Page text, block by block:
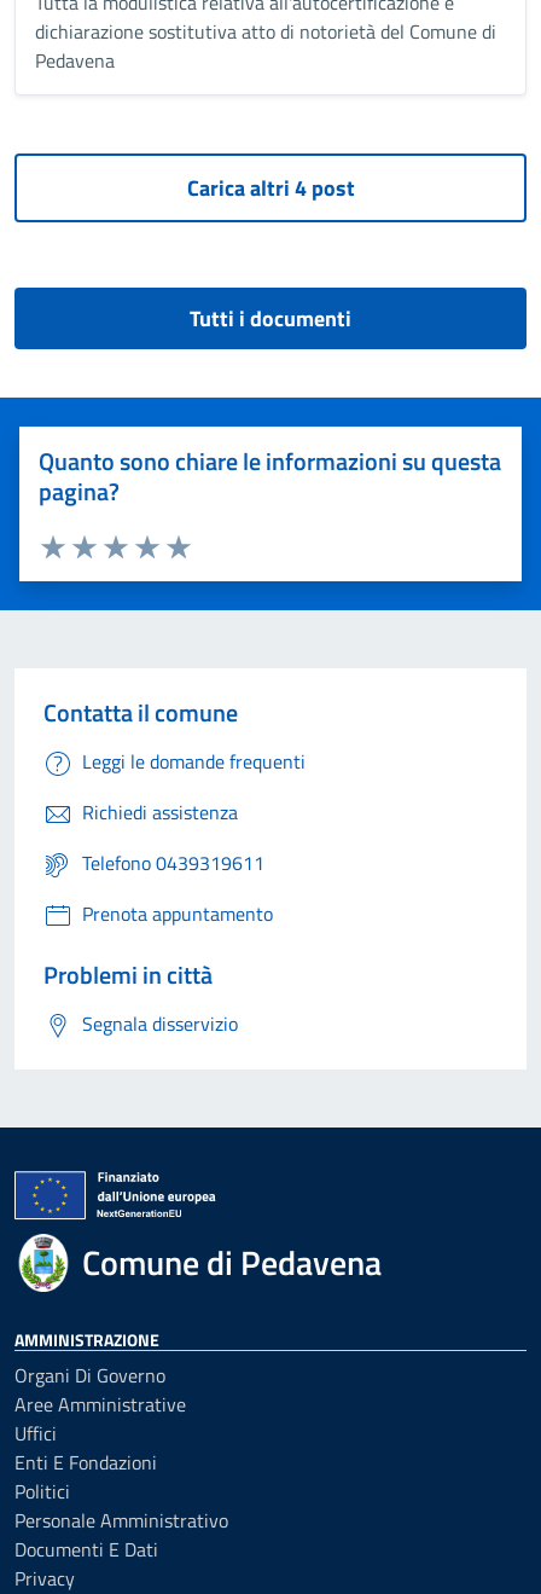
dichiarazione sostitutiva atto di notorietà del Comune di
Pedavena
Tutti i documenti
Quanto sono chiare le informazioni su questa
pagina?
Valuta 5 stelle su 5
Valuta 4 stelle su 5
Valuta 3 stelle su 5
Valuta 2 stelle su 5
Valuta 1 stelle su 5
Contatta il comune
Leggi le domande frequenti
Richiedi assistenza
Telefono 0439319611
Prenota appuntamento
Problemi in città
Segnala disservizio
Comune di Pedavena
AMMINISTRAZIONE
Organi Di Governo
Aree Amministrative
Uffici
Enti E Fondazioni
Politici
Personale Amministrativo
Documenti E Dati
Privacy